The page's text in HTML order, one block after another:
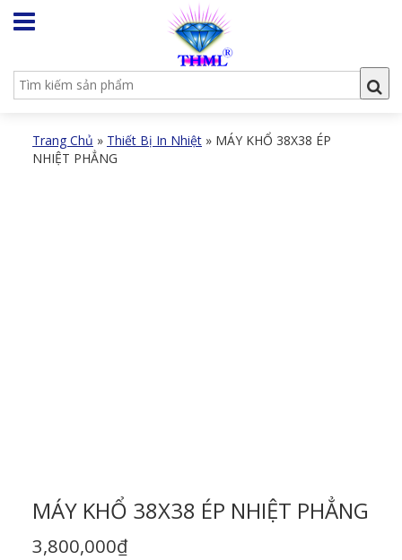
Trang Chủ » Thiết Bị In Nhiệt » MÁY KHỔ 38X38 ÉP
NHIỆT PHẲNG
MÁY KHỔ 38X38 ÉP NHIỆT PHẲNG
3,800,000₫